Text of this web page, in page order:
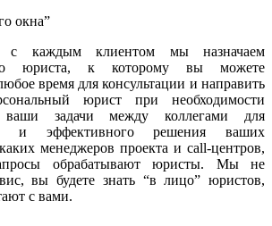
окна”
с каждым клиентом мы назначаем
юриста, к которому вы можете
время для консультации и направить
юрист при необходимости
ваши задачи между коллегами для
и эффективного решения ваших
менеджеров проекта и call-центров,
обрабатывают юристы. Мы не
вы будете знать “в лицо” юристов,
с вами.